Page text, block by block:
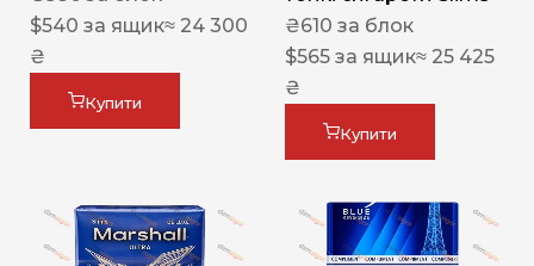
$540 за ящик≈ 24 300
₴
Купити
₴610 за блок
$565 за ящик≈ 25 425
₴
Купити